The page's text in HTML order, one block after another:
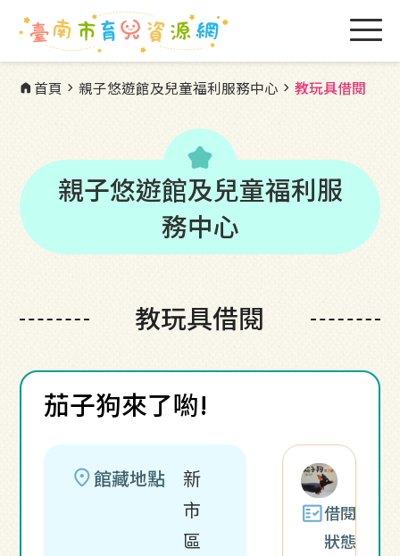
home首頁 chevron_right 親子悠遊館及兒童福利服務中心 chevron_right 教玩具借閱
kid_star
親子悠遊館及兒童福利服
務中心
教玩具借閱
茄子狗來了喲!
location_on館藏地點
新
市
區
fact_check借閱
狀態